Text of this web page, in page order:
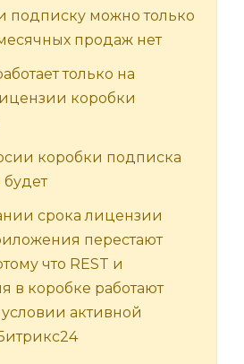
подписку можно только
продаж нет
только на
коробки
коробки подписка
будет
срока лицензии
перестают
что REST и
в коробке работают
активной